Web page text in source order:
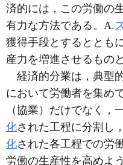
済的には，この労働の
有力な方法である。A.
獲得手段とするととも
産力を増進させるもの
経済的分業は，典型
において労働者を集め
（協業）だけでなく，
化された工程に分割し
化された各工程での労
労働の生産性を高めよ